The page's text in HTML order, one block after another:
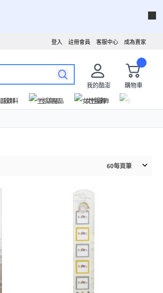
成為賣家
客服中心
註冊會員
登入
我的酷澎
購物車
飲料 生活用品 女性服飾
60每頁筆